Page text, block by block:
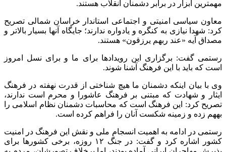
مهمترین ابزار در برابر دشمنان انقلاب هستند.
معاون سیاسی امنیتی و اجتماعی استاندار خراسان شمالی تصریح
کرد: شهدا نیازی به کنگره و یادواره ندارند؛ جایگاه آنها بسیار بالاتر و
مصداق آیه «عند ربهم یرزقون» هستند.
رستمی گفت: برگزاری این رویدادها برای ما و برای نسل امروز
است که باید با این فرهنگ آشنا شوند.
وی با بیان اینکه دشمنان ما هیچ شناختی از قدرت نهفته در فرهنگ
ایثار و شهادت که مبتنی بر فرهنگ عاشورا و محرم است ندارند،
تصریح کرد: این فرهنگ است که محاسبات دشمنان نظام اسلامی را
بههم زده و زمینه شکست آنان را فراهم کرده است.
رستمی در ادامه به اهمیت انسجام ملی و نقش این فرهنگ در امنیت
کشور اشاره کرد و گفت: در جنگ ۱۲ روزه، برخی کشورها برای